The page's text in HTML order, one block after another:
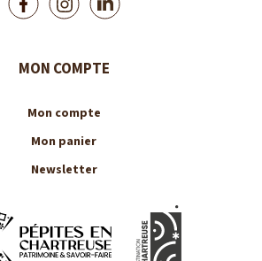
MON COMPTE
Mon compte
Mon panier
Newsletter